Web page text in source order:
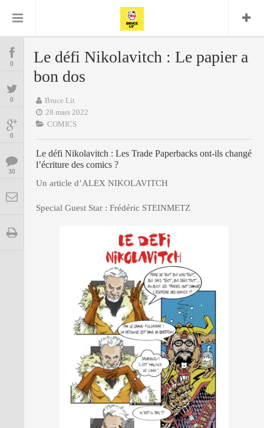
COMICS
MANGAS
BD
ENCYCLOPEGEEK
CINE-SERIES-ANIME
MUSIQUE
LA BRUCE TEAM : SAISON 13
0
0
0
30
Le défi Nikolavitch : Le papier a
bon dos
Bruce Lit
28 mars 2022
COMICS
Le défi Nikolavitch : Les Trade Paperbacks ont-ils changé
l’écriture des comics ?
Un article d’ALEX NIKOLAVITCH
Special Guest Star : Frédéric STEINMETZ
Comics
Daredevil Dark Horse DC
Delcourt
Encyclopegeek
Replay
Glénat Graphic Novel
Independants JB Vu Van
Nguyen
Marvel Mattie boy Musique
Panini
Présence
Special Guest Spidey Superman Teamup